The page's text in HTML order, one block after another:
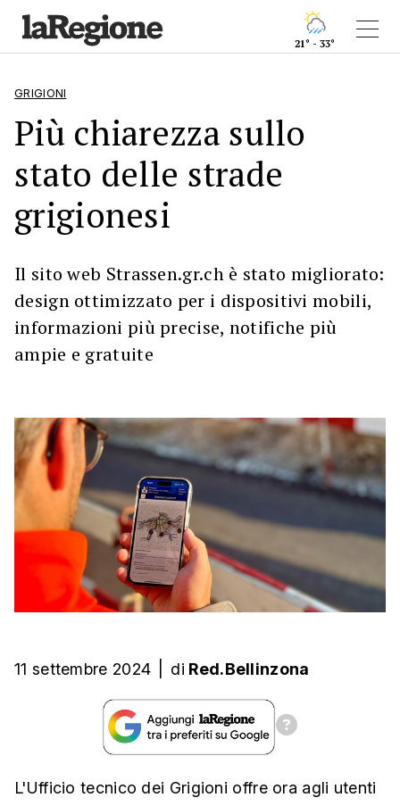
21° - 33°
GRIGIONI
Più chiarezza sullo
stato delle strade
grigionesi
Il sito web Strassen.gr.ch è stato migliorato:
design ottimizzato per i dispositivi mobili,
informazioni più precise, notifiche più
ampie e gratuite
11 settembre 2024 di Red.Bellinzona
L'Ufficio tecnico dei Grigioni offre ora agli utenti